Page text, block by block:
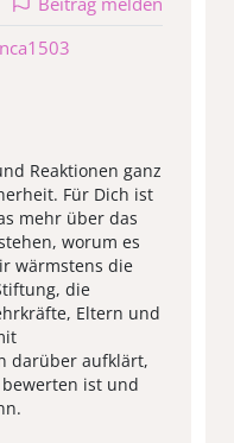
Reaktionen ganz
Für Dich ist
mehr über das
worum es
wärmstens die
die
Eltern und
darüber aufklärt,
ist und